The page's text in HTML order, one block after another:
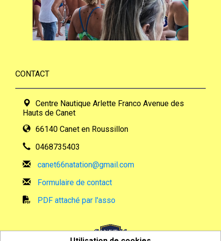
CONTACT
Centre Nautique Arlette Franco Avenue des
Hauts de Canet
66140 Canet en Roussillon
0468735403
canet66natation@gmail.com
Formulaire de contact
PDF attaché par l'asso